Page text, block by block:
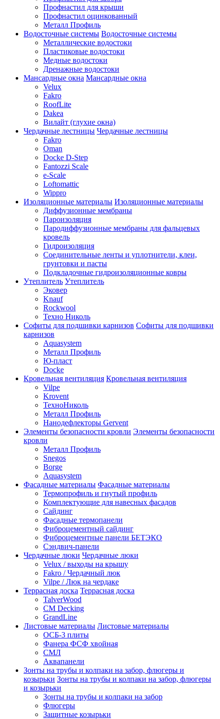
Профнастил для крыши
Профнастил оцинкованный
Металл Профиль
Водосточные системы Водосточные системы
Металлические водостоки
Пластиковые водостоки
Медные водостоки
Дренажные водостоки
Мансардные окна Мансардные окна
Velux
Fakro
RoofLite
Dakea
Вилайт (глухие окна)
Чердачные лестницы Чердачные лестницы
Fakro
Oman
Docke D-Step
Fantozzi Scale
e-Scale
Loftomattic
Wippro
Изоляционные материалы Изоляционные материалы
Диффузионные мембраны
Пароизоляция
Пародиффузионные мембраны для фальцевых
кровель
Гидроизоляция
Соединительные ленты и уплотнители, клеи,
грунтовки и пасты
Подкладочные гидроизоляционные ковры
Утеплитель Утеплитель
Эковер
Knauf
Rockwool
Техно Николь
Софиты для подшивки карнизов Софиты для подшивки
карнизов
Aquasystem
Металл Профиль
Ю-пласт
Docke
Кровельная вентиляция Кровельная вентиляция
Vilpe
Krovent
ТехноНиколь
Металл Профиль
Нанодефлекторы Gervent
Элементы безопасности кровли Элементы безопасности
кровли
Металл Профиль
Snegos
Borge
Aquasystem
Фасадные материалы Фасадные материалы
Термопрофиль и гнутый профиль
Комплектующие для навесных фасадов
Сайдинг
Фасадные термопанели
Фиброцементный сайдинг
Фиброцементные панели БЕТЭКО
Сэндвич-панели
Чердачные люки Чердачные люки
Velux / выходы на крышу
Fakro / Чердачный люк
Vilpe / Люк на чердаке
Террасная доска Террасная доска
TalverWood
CM Decking
GrandLine
Листовые материалы Листовые материалы
ОСБ-3 плиты
Фанера ФСФ хвойная
СМЛ
Аквапанели
Зонты на трубы и колпаки на забор, флюгеры и
козырьки Зонты на трубы и колпаки на забор, флюгеры
и козырьки
Зонты на трубы и колпаки на забор
Флюгеры
Защитные козырьки